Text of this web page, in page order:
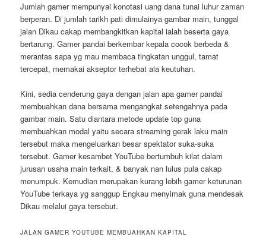
Jumlah gamer mempunyai konotasi uang dana tunai luhur zaman
berperan. Di jumlah tarikh pati dimulainya gambar main, tunggal
jalan Dikau cakap membangkitkan kapital ialah beserta gaya
bertarung. Gamer pandai berkembar kepala cocok berbeda &
merantas sapa yg mau membaca tingkatan unggul, tamat
tercepat, memakai akseptor terhebat ala keutuhan.
Kini, sedia cenderung gaya dengan jalan apa gamer pandai
membuahkan dana bersama mengangkat setengahnya pada
gambar main. Satu diantara metode update top guna
membuahkan modal yaitu secara streaming gerak laku main
tersebut maka mengeluarkan besar spektator suka-suka
tersebut. Gamer kesambet YouTube bertumbuh kilat dalam
jurusan usaha main terkait, & banyak nan lulus pula cakap
menumpuk. Kemudian merupakan kurang lebih gamer keturunan
YouTube terkaya yg sanggup Engkau menyimak guna mendesak
Dikau melalui gaya tersebut.
JALAN GAMER YOUTUBE MEMBUAHKAN KAPITAL